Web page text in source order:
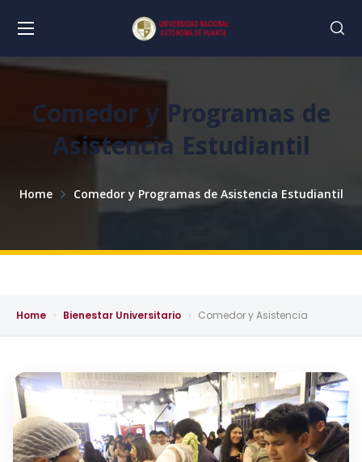
Comedor y Programas de
Asistencia Estudiantil
Home Comedor y Programas de Asistencia Estudiantil
Home › Bienestar Universitario › Comedor y Asistencia